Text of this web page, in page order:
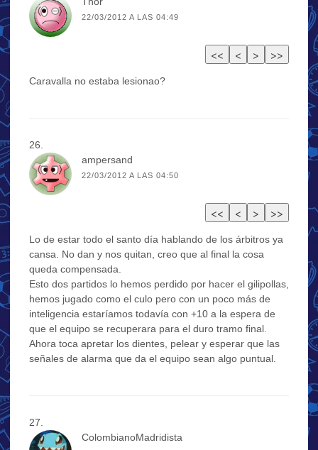
22/03/2012 A LAS 04:49
Caravalla no estaba lesionao?
ampersand
22/03/2012 A LAS 04:50
Lo de estar todo el santo día hablando de los árbitros ya
cansa. No dan y nos quitan, creo que al final la cosa
queda compensada.
Esto dos partidos lo hemos perdido por hacer el gilipollas,
hemos jugado como el culo pero con un poco más de
inteligencia estaríamos todavía con +10 a la espera de
que el equipo se recuperara para el duro tramo final.
Ahora toca apretar los dientes, pelear y esperar que las
señales de alarma que da el equipo sean algo puntual.
ColombianoMadridista